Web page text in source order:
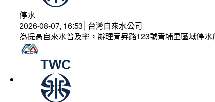
停水
2026-08-07, 16:53│台灣自來水公司
為提高自來水普及率，辦理青昇路123號青埔里區域停水